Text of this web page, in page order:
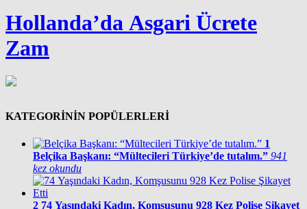
Hollanda’da Asgari Ücrete
Zam
KATEGORİNİN POPÜLERLERİ
1
Belçika Başkanı: “Mültecileri Türkiye’de tutalım.” 941
kez okundu
2 74 Yaşındaki Kadın, Komşusunu 928 Kez Polise Şikayet